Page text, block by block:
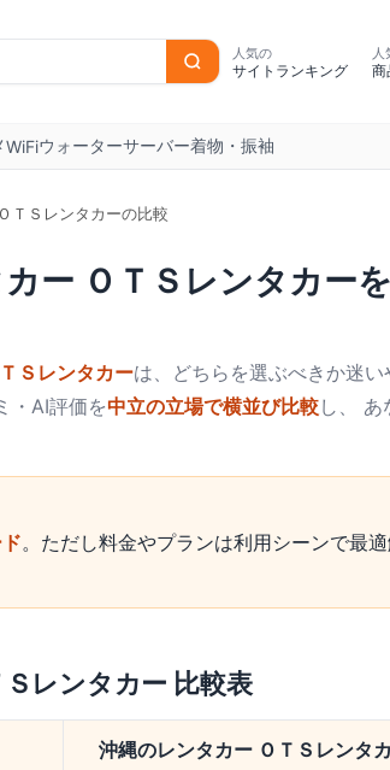
人気の
サイトランキング 商
WiFiウォーターサーバー着物・振袖
ＴＳレンタカーの比較
ー ＯＴＳレンタカー
Ｓレンタカーは、どちらを選ぶべきか迷い
・AI評価を中立の立場で横並び比較し、 あ
。ただし料金やプランは利用シーンで最
レンタカー 比較表
沖縄のレンタカー ＯＴＳレンタ